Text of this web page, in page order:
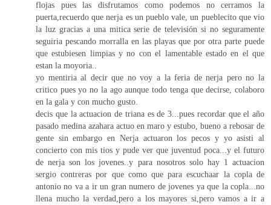
flojas pues las disfrutamos como podemos no cerramos la
puerta,recuerdo que nerja es un pueblo vale, un pueblecito que vio
la luz gracias a una mitica serie de televisión si no seguramente
seguiria pescando morralla en las playas que por otra parte puede
que estubiesen limpias y no con el lamentable estado en el que
estan la moyoria..
yo mentiria al decir que no voy a la feria de nerja pero no la
critico pues yo no la ago aunque todo tenga que decirse, colaboro
en la gala y con mucho gusto.
decis que la actuacion de triana es de 3...pues recordar que el año
pasado medina azahara actuo en maro y estubo, bueno a rebosar de
gente sin embargo en Nerja actuaron los pecos y yo asisti al
concierto con mis tios y pude ver que juventud poca...y el futuro
de nerja son los jovenes..y para nosotros solo hay 1 actuacion
sergio contreras por que como que para escuchaar la copla de
antonio no va a ir un gran numero de jovenes ya que la copla...no
llena mucho la verdad,pero a los mayores si,pero vamos a ir a